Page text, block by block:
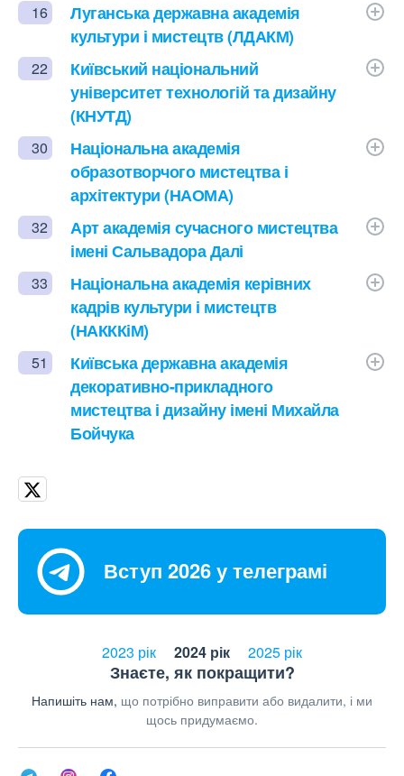
16
Луганська державна академія
культури і мистецтв (ЛДАКМ)
22
Київський національний
університет технологій та дизайну
(КНУТД)
30
Національна академія
образотворчого мистецтва і
архітектури (НАОМА)
32
Арт академія сучасного мистецтва
імені Сальвадора Далі
33
Національна академія керівних
кадрів культури і мистецтв
(НАКККіМ)
51
Київська державна академія
декоративно-прикладного
мистецтва і дизайну імені Михайла
Бойчука
Вступ 2026 у телеграмі
2023 рік 2024 рік 2025 рік
Знаєте, як покращити?
Напишіть нам, що потрібно виправити або видалити, і ми
щось придумаємо.